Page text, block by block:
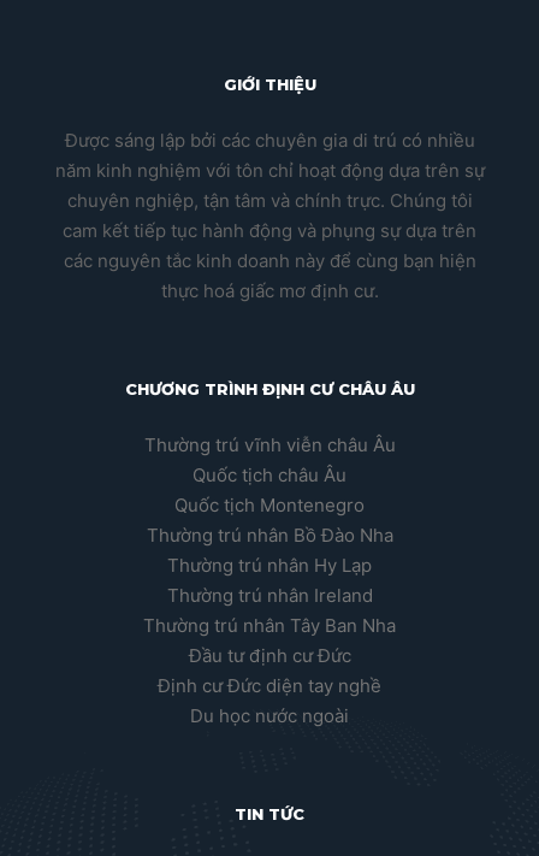
GIỚI THIỆU
Được sáng lập bởi các chuyên gia di trú có nhiều
năm kinh nghiệm với tôn chỉ hoạt động dựa trên sự
chuyên nghiệp, tận tâm và chính trực. Chúng tôi
cam kết tiếp tục hành động và phụng sự dựa trên
các nguyên tắc kinh doanh này để cùng bạn hiện
thực hoá giấc mơ định cư.
CHƯƠNG TRÌNH ĐỊNH CƯ CHÂU ÂU
Thường trú vĩnh viễn châu Âu
Quốc tịch châu Âu
Quốc tịch Montenegro
Thường trú nhân Bồ Đào Nha
Thường trú nhân Hy Lạp
Thường trú nhân Ireland
Thường trú nhân Tây Ban Nha
Đầu tư định cư Đức
Định cư Đức diện tay nghề
Du học nước ngoài
TIN TỨC